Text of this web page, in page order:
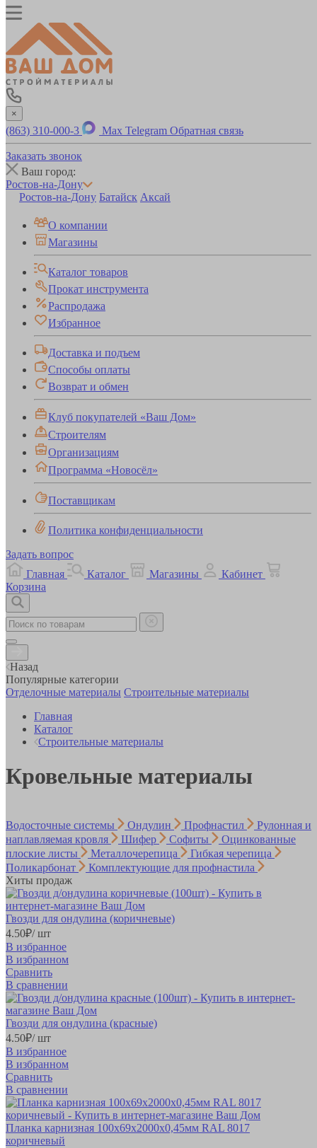
×
(863) 310-000-3 Max Telegram Обратная связь
Заказать звонок
Ваш город:
Ростов-на-Дону
Ростов-на-Дону Батайск Аксай
О компании
Магазины
Каталог товаров
Прокат инструмента
Распродажа
Избранное
Доставка и подъем
Способы оплаты
Возврат и обмен
Клуб покупателей «Ваш Дом»
Строителям
Организациям
Программа «Новосёл»
Поставщикам
Политика конфиденциальности
Задать вопрос
Главная
Каталог Магазины
Кабинет
Корзина
Назад
Популярные категории
Отделочные материалы Строительные материалы
Главная
Каталог
Строительные материалы
Кровельные материалы
Водосточные системы Ондулин Профнастил
Рулонная и
наплавляемая кровля
Шифер Софиты
Оцинкованные
плоские листы
Металлочерепица
Гибкая черепица
Поликарбонат
Комплектующие для профнастила
Хиты продаж
Гвозди для ондулина (коричневые)
4.50₽/ шт
В избранное
В избранном
Сравнить
В сравнении
Гвозди для ондулина (красные)
4.50₽/ шт
В избранное
В избранном
Сравнить
В сравнении
Планка карнизная 100х69х2000х0,45мм RAL 8017
коричневый